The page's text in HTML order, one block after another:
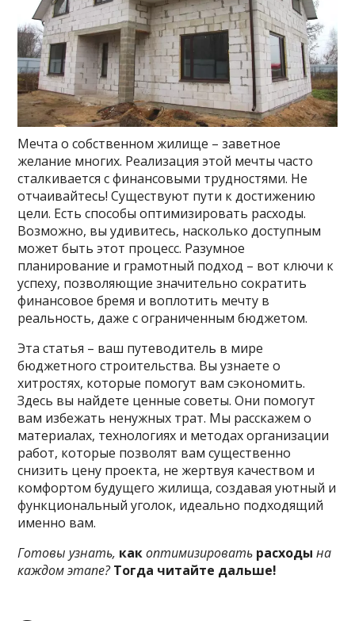
Мечта о собственном жилище – заветное
желание многих. Реализация этой мечты часто
сталкивается с финансовыми трудностями. Не
отчаивайтесь! Существуют пути к достижению
цели. Есть способы оптимизировать расходы.
Возможно, вы удивитесь, насколько доступным
может быть этот процесс. Разумное
планирование и грамотный подход – вот ключи к
успеху, позволяющие значительно сократить
финансовое бремя и воплотить мечту в
реальность, даже с ограниченным бюджетом.
Эта статья – ваш путеводитель в мире
бюджетного строительства. Вы узнаете о
хитростях, которые помогут вам сэкономить.
Здесь вы найдете ценные советы. Они помогут
вам избежать ненужных трат. Мы расскажем о
материалах, технологиях и методах организации
работ, которые позволят вам существенно
снизить цену проекта, не жертвуя качеством и
комфортом будущего жилища, создавая уютный и
функциональный уголок, идеально подходящий
именно вам.
Готовы узнать, как оптимизировать расходы на
каждом этапе? Тогда читайте дальше!